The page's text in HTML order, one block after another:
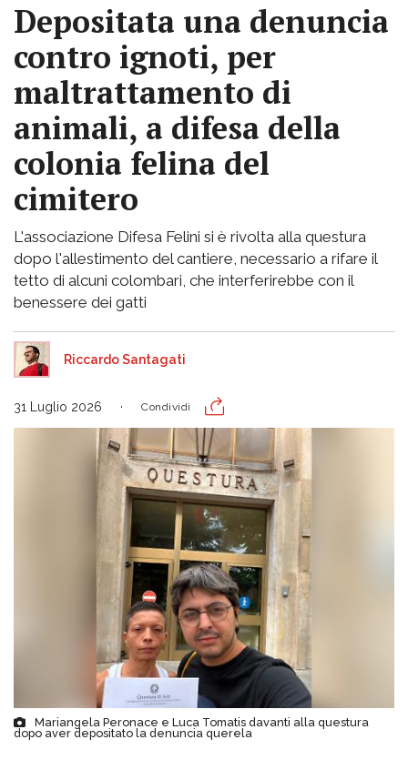
Depositata una denuncia
contro ignoti, per
maltrattamento di
animali, a difesa della
colonia felina del
cimitero
L'associazione Difesa Felini si è rivolta alla questura
dopo l'allestimento del cantiere, necessario a rifare il
tetto di alcuni colombari, che interferirebbe con il
benessere dei gatti
Riccardo Santagati
31 Luglio 2026 Condividi
Mariangela Peronace e Luca Tomatis davanti alla questura
dopo aver depositato la denuncia querela